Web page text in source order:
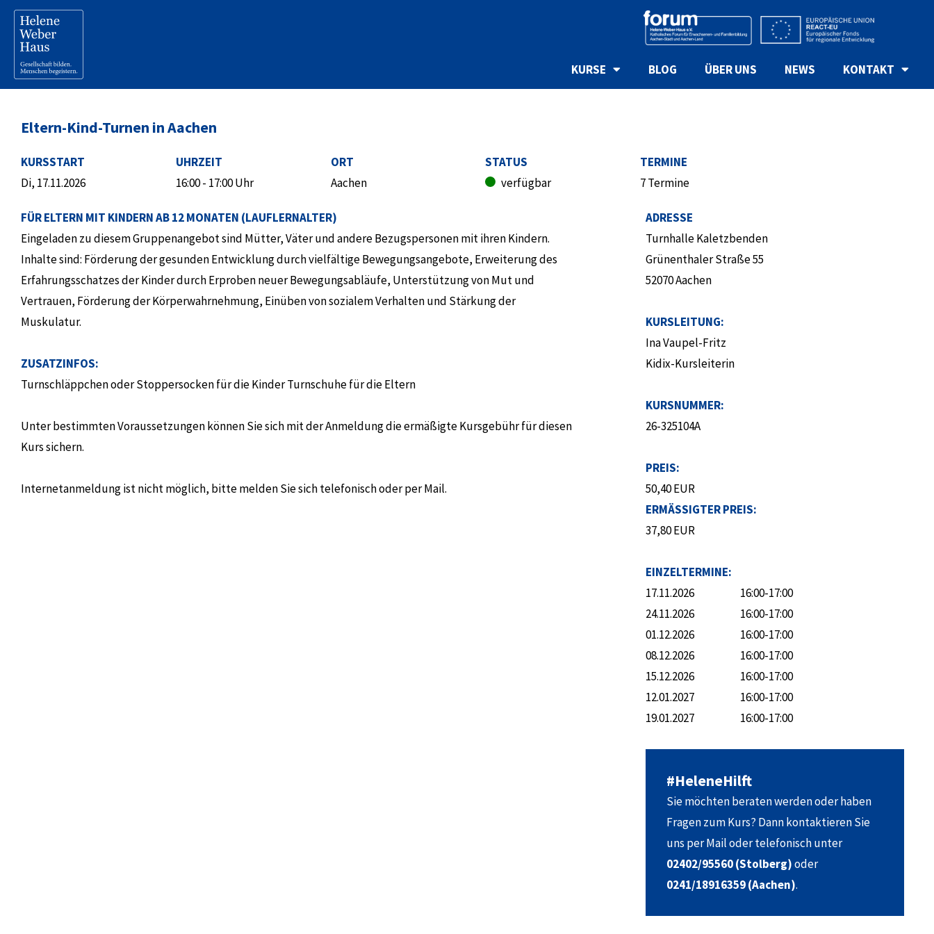
KURSE BLOG ÜBER UNS NEWS KONTAKT
Eltern-Kind-Turnen in Aachen
KURSSTART UHRZEIT ORT STATUS
TERMINE
Di, 17.11.2026
16:00 - 17:00 Uhr Aachen verfügbar 7 Termine
FÜR ELTERN MIT KINDERN AB 12 MONATEN (LAUFLERNALTER)
Eingeladen zu diesem Gruppenangebot sind Mütter, Väter und andere Bezugspersonen mit ihren Kindern.
Inhalte sind: Förderung der gesunden Entwicklung durch vielfältige Bewegungsangebote, Erweiterung des
Erfahrungsschatzes der Kinder durch Erproben neuer Bewegungsabläufe, Unterstützung von Mut und
Vertrauen, Förderung der Körperwahrnehmung, Einüben von sozialem Verhalten und Stärkung der
Muskulatur.
ZUSATZINFOS:
Turnschläppchen oder Stoppersocken für die Kinder Turnschuhe für die Eltern
Unter bestimmten Voraussetzungen können Sie sich mit der Anmeldung die ermäßigte Kursgebühr für diesen
Kurs sichern.
Internetanmeldung ist nicht möglich, bitte melden Sie sich telefonisch oder per Mail.
ADRESSE
Turnhalle Kaletzbenden
Grünenthaler Straße 55
52070 Aachen
KURSLEITUNG:
Ina Vaupel-Fritz
Kidix-Kursleiterin
KURSNUMMER:
26-325104A
PREIS:
50,40 EUR
ERMÄSSIGTER PREIS:
37,80 EUR
EINZELTERMINE:
17.11.2026
16:00-17:00
24.11.2026
16:00-17:00
01.12.2026
16:00-17:00
08.12.2026
16:00-17:00
15.12.2026
16:00-17:00
12.01.2027
16:00-17:00
19.01.2027
16:00-17:00
#HeleneHilft
Sie möchten beraten werden oder haben
Fragen zum Kurs? Dann kontaktieren Sie
uns per Mail oder telefonisch unter
02402/95560 (Stolberg)oder
0241/18916359 (Aachen).